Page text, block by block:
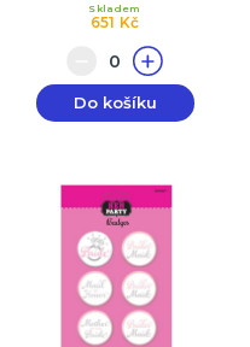
651 Kč
Skladem
Do košíku